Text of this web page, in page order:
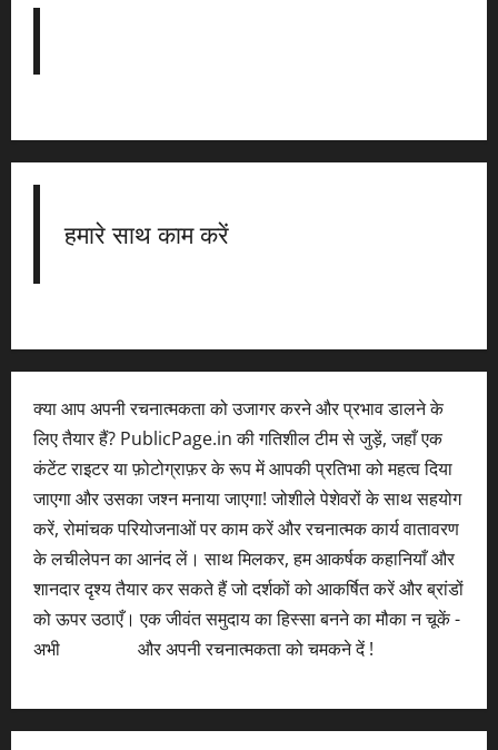
हमारे साथ काम करें
क्या आप अपनी रचनात्मकता को उजागर करने और प्रभाव डालने के
लिए तैयार हैं? PublicPage.in की गतिशील टीम से जुड़ें, जहाँ एक
कंटेंट राइटर या फ़ोटोग्राफ़र के रूप में आपकी प्रतिभा को महत्व दिया
जाएगा और उसका जश्न मनाया जाएगा! जोशीले पेशेवरों के साथ सहयोग
करें, रोमांचक परियोजनाओं पर काम करें और रचनात्मक कार्य वातावरण
के लचीलेपन का आनंद लें। साथ मिलकर, हम आकर्षक कहानियाँ और
शानदार दृश्य तैयार कर सकते हैं जो दर्शकों को आकर्षित करें और ब्रांडों
को ऊपर उठाएँ। एक जीवंत समुदाय का हिस्सा बनने का मौका न चूकें -
अभी
और अपनी रचनात्मकता को चमकने दें !